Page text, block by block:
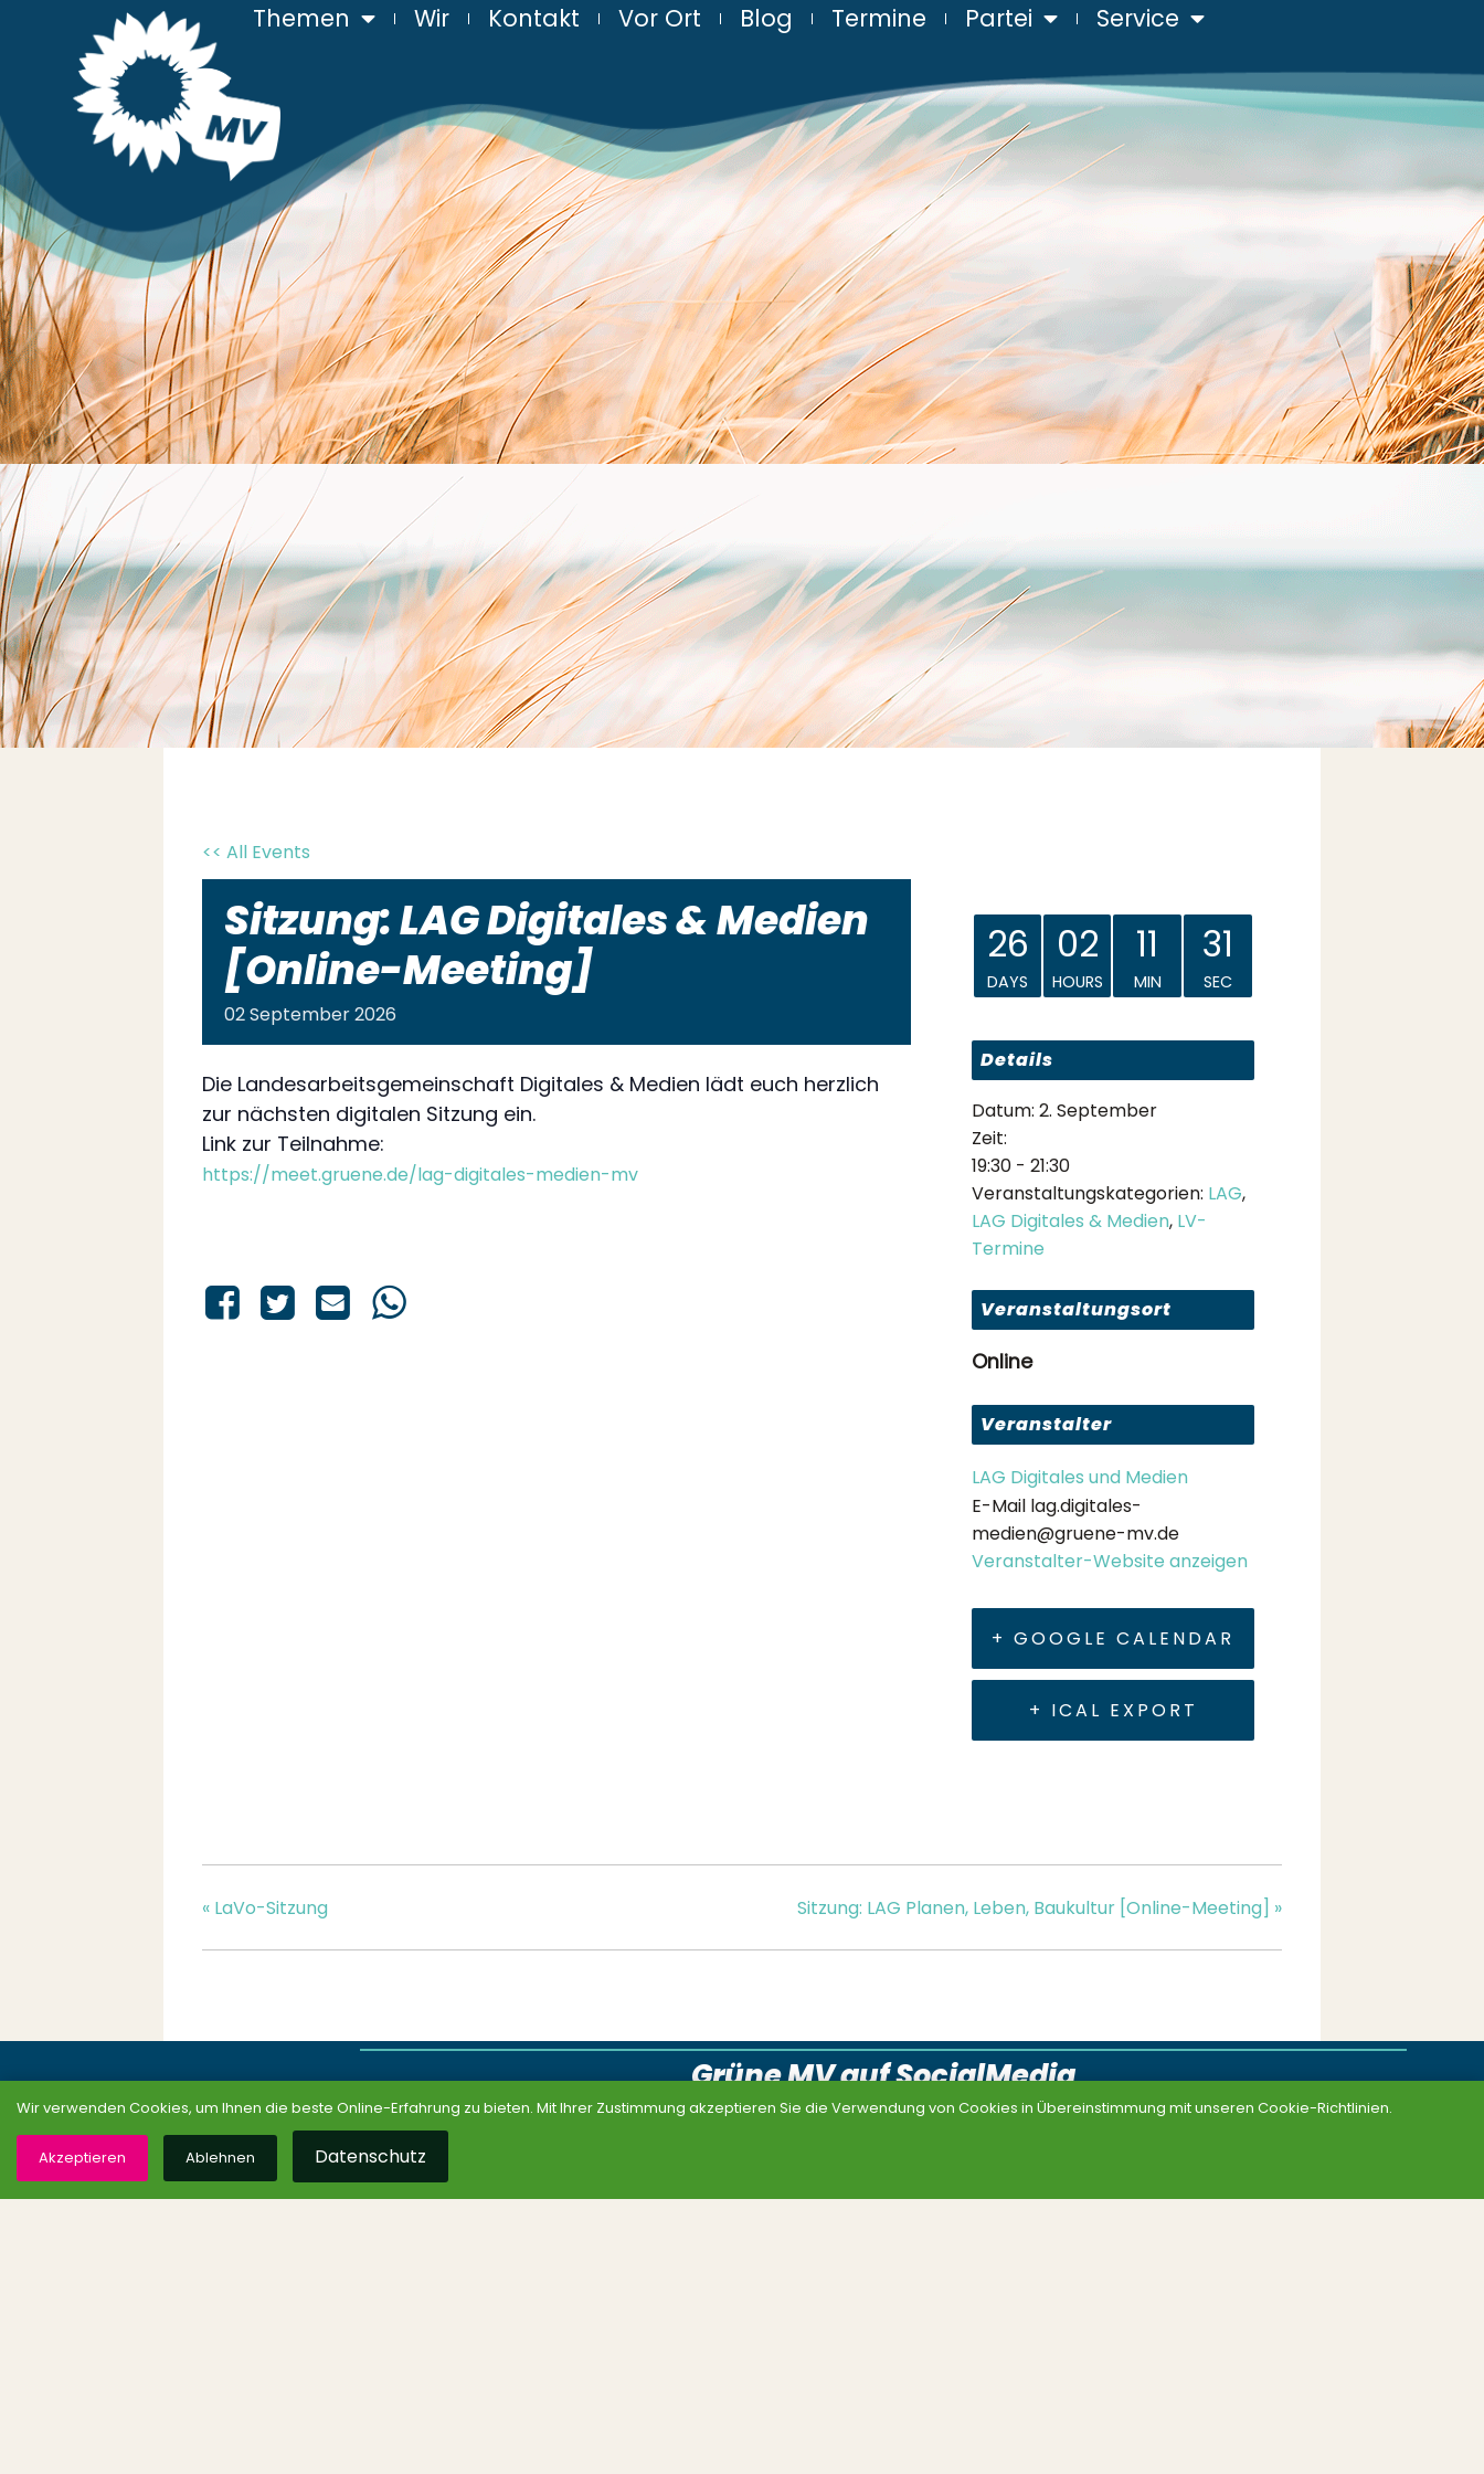
Themen Wir Kontakt Vor Ort Blog Termine Partei Service
<< All Events
Sitzung: LAG Digitales & Medien
[Online-Meeting]
02September2026
Die Landesarbeitsgemeinschaft Digitales & Medien lädt euch herzlich
zur nächsten digitalen Sitzung ein.
Link zur Teilnahme:
https://meet.gruene.de/lag-digitales-medien-mv
26
DAYS
02
HOURS
11
MIN
30
SEC
Details
Datum: 2. September
Zeit:
19:30 - 21:30
Veranstaltungskategorien: LAG,
LAG Digitales & Medien, LV-
Termine
Veranstaltungsort
Online
Veranstalter
LAG Digitales und Medien
E-Mail lag.digitales-
medien@gruene-mv.de
Veranstalter-Website anzeigen
+ GOOGLE CALENDAR
+ ICAL EXPORT
« LaVo-Sitzung Sitzung: LAG Planen, Leben, Baukultur [Online-Meeting] »
Grüne MV auf SocialMedia
Partei Unterstützen Service Links
Wir verwenden Cookies, um Ihnen die beste Online-Erfahrung zu bieten. Mit Ihrer Zustimmung akzeptieren Sie die Verwendung von Cookies in Übereinstimmung mit unseren Cookie-Richtlinien.
Akzeptieren Ablehnen Datenschutz